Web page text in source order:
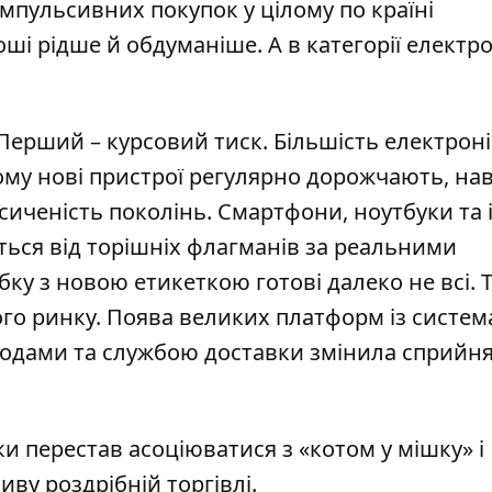
покупок у цілому по країні
рідше й обдуманіше. А в категорії
– курсовий тиск. Більшість
нові пристрої регулярно дорожчають,
поколінь. Смартфони, ноутбуки та
від торішніх флагманів за реальними
з новою етикеткою готові далеко не всі.
ринку. Поява великих платформ із
та службою доставки змінила
перестав асоціюватися з «котом у мішку» і
роздрібній торгівлі.